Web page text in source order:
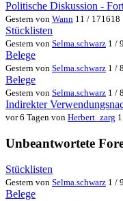
Politische Diskussion -
Gestern von Wann 11 / 171618
Stücklisten
Gestern von Selma.schwarz 1 /
Belege
Gestern von Selma.schwarz 1 /
Belege
Gestern von Selma.schwarz 1 /
Indirekter
vor 6 Tagen von Herbert_zarg
Unbeantwortete
Stücklisten
Gestern von Selma.schwarz 1 /
Belege